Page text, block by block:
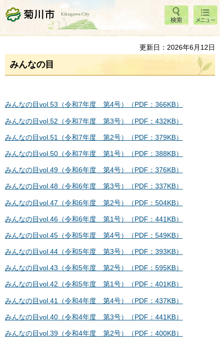
菊川市 検索
メニ
ュー
更新日：2026年6月12日
みんなの目
みんなの目vol.53（令和7年度 第4号）（PDF：366KB）
みんなの目vol.52（令和7年度 第3号）（PDF：432KB）
みんなの目vol.51（令和7年度 第2号）（PDF：379KB）
みんなの目vol.50（令和7年度 第1号）（PDF：388KB）
みんなの目vol.49（令和6年度 第4号）（PDF：376KB）
みんなの目vol.48（令和6年度 第3号）（PDF：337KB）
みんなの目vol.47（令和6年度 第2号）（PDF：504KB）
みんなの目vol.46（令和6年度 第1号）（PDF：441KB）
みんなの目vol.45（令和5年度 第4号）（PDF：549KB）
みんなの目vol.44（令和5年度 第3号）（PDF：393KB）
みんなの目vol.43（令和5年度 第2号）（PDF：595KB）
みんなの目vol.42（令和5年度 第1号）（PDF：401KB）
みんなの目vol.41（令和4年度 第4号）（PDF：437KB）
みんなの目vol.40（令和4年度 第3号）（PDF：441KB）
みんなの目vol.39（令和4年度 第2号）（PDF：400KB）